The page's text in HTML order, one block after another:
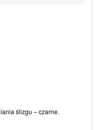
ślizgu – czarne.